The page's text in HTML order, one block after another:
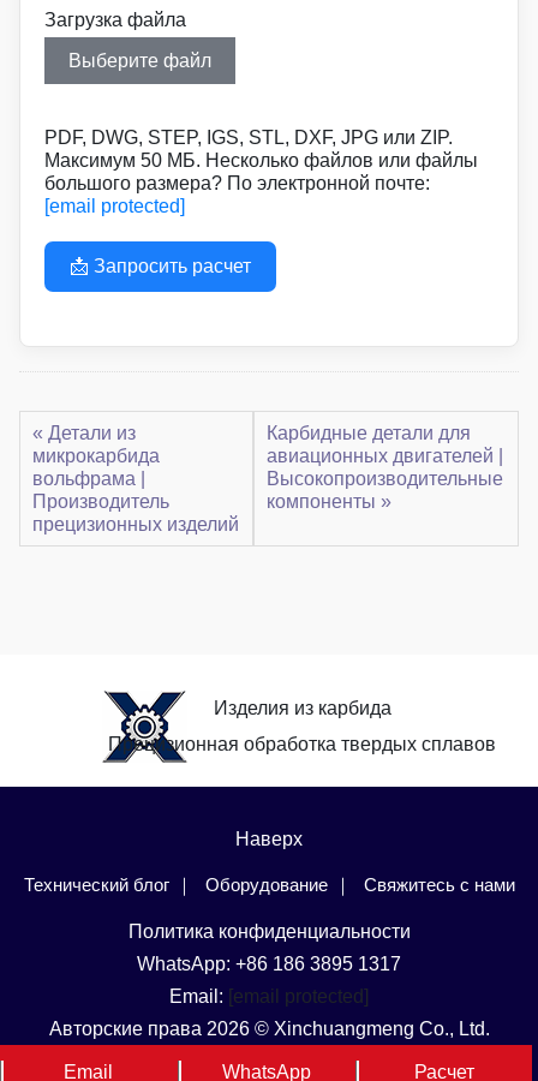
Загрузка файла
Выберите файл
PDF, DWG, STEP, IGS, STL, DXF, JPG или ZIP.
Максимум 50 МБ. Несколько файлов или файлы
большого размера? По электронной почте:
[email protected]
📩 Запросить расчет
« Детали из
микрокарбида
вольфрама |
Производитель
прецизионных изделий
Карбидные детали для
авиационных двигателей |
Высокопроизводительные
компоненты »
Изделия из карбида
Прецизионная обработка твердых сплавов
Наверх
Технический блог Оборудование Свяжитесь с нами
Политика конфиденциальности
WhatsApp: +86 186 3895 1317
Email: [email protected]
Авторские права 2026 © Xinchuangmeng Co., Ltd.
Язык и регион
Email WhatsApp Расчет